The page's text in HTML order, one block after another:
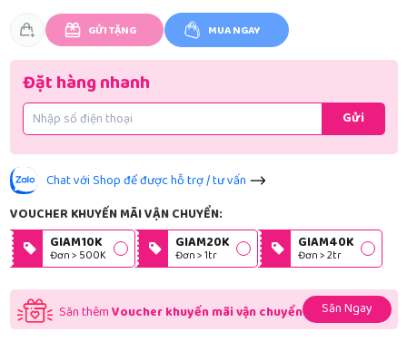
GỬI TẶNG MUA NGAY
Đặt hàng nhanh
Gửi
Chat với Shop để được hỗ trợ / tư vấn
VOUCHER KHUYẾN MÃI VẬN CHUYỂN:
GIAM10K
Đơn > 500K
GIAM20K
Đơn > 1tr
GIAM40K
Đơn > 2tr
Săn thêmVoucher khuyến mãi vận chuyển Săn Ngay